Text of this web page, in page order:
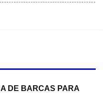
DE BARCAS PARA